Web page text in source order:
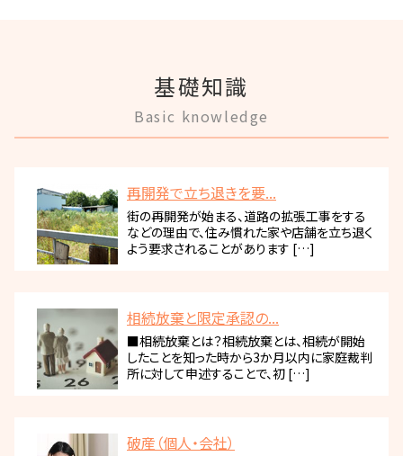
基礎知識
Basic knowledge
再開発で立ち退きを要...
街の再開発が始まる、道路の拡張工事をする
などの理由で、住み慣れた家や店舗を立ち退く
よう要求されることがあります […]
相続放棄と限定承認の...
■相続放棄とは？相続放棄とは、相続が開始
したことを知った時から3か月以内に家庭裁判
所に対して申述することで、初 […]
破産（個人・会社）